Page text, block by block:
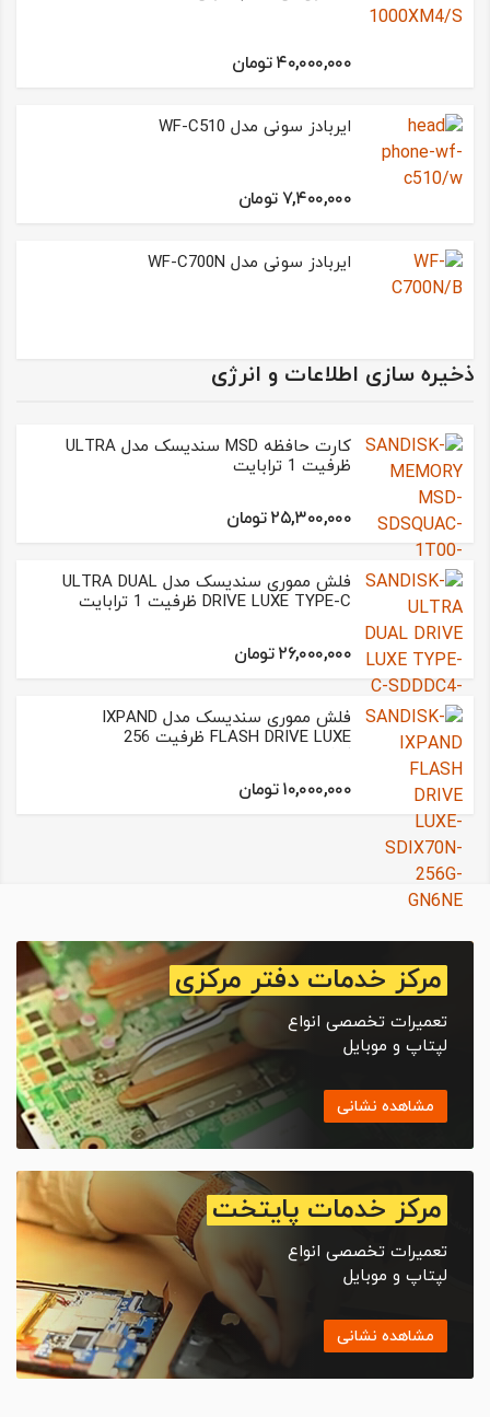
۴۰,۰۰۰,۰۰۰ تومان
ایربادز سونی مدل WF-C510
۷,۴۰۰,۰۰۰ تومان
ایربادز سونی مدل WF-C700N
ذخیره سازی اطلاعات و انرژی
کارت حافظه MSD سندیسک مدل ULTRA
ظرفیت 1 ترابایت
۲۵,۳۰۰,۰۰۰ تومان
فلش مموری سندیسک مدل ULTRA DUAL
DRIVE LUXE TYPE-C ظرفیت 1 ترابایت
۲۶,۰۰۰,۰۰۰ تومان
فلش مموری سندیسک مدل IXPAND
FLASH DRIVE LUXE ظرفیت 256
۱۰,۰۰۰,۰۰۰ تومان
مرکز خدمات دفتر مرکزی
تعمیرات تخصصی انواع
لپتاپ و موبایل
مشاهده نشانی
مرکز خدمات پایتخت
تعمیرات تخصصی انواع
لپتاپ و موبایل
مشاهده نشانی